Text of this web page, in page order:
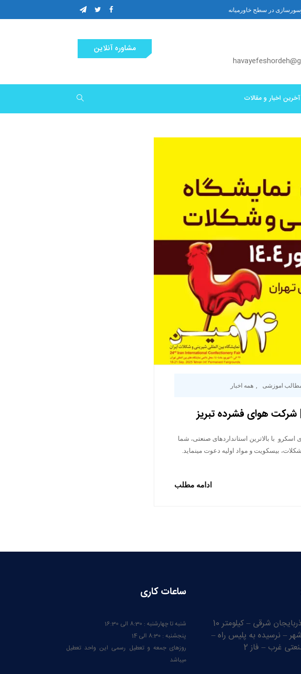
در سطح خاورمیانه
مشاوره آنلاین
آخرین اخبار و مقالات
اموزشی همه اخبار
با بالاترین استانداردهای صنعتی، شما
بیسکویت و مواد اولیه دعوت مینماید.
ادامه مطلب
ایران – آذربایجان شرقی – کیلومتر 10
– نرسیده به پلیس راه –
غرب – فاز 2
ساعات کاری
شنبه تا چهارشنبه : 8:30 الی 16:30
پنجشنبه : 8:30 الی 14
روزهای جمعه و تعطیل رسمی این واحد تعطیل
میباشد